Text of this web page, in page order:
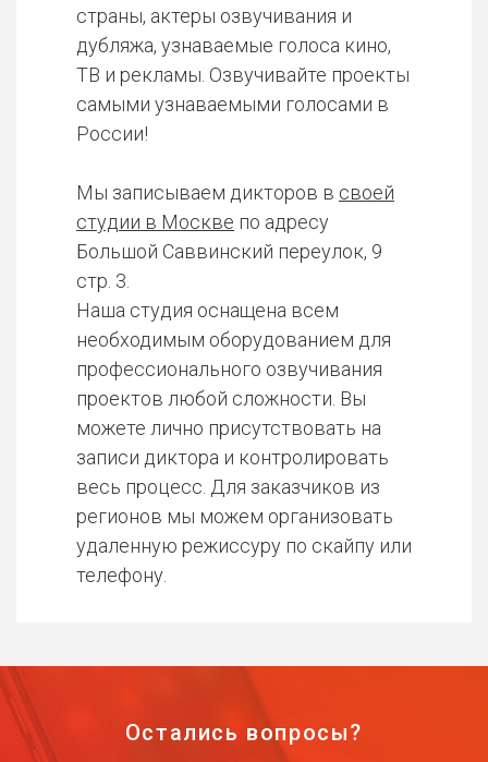
страны, актеры озвучивания и
дубляжа, узнаваемые голоса кино,
ТВ и рекламы. Озвучивайте проекты
самыми узнаваемыми голосами в
России!
Мы записываем дикторов в своей
студии в Москве по адресу
Большой Саввинский переулок, 9
стр. 3.
Наша студия оснащена всем
необходимым оборудованием для
профессионального озвучивания
проектов любой сложности. Вы
можете лично присутствовать на
записи диктора и контролировать
весь процесс. Для заказчиков из
регионов мы можем организовать
удаленную режиссуру по скайпу или
телефону.
Остались вопросы?